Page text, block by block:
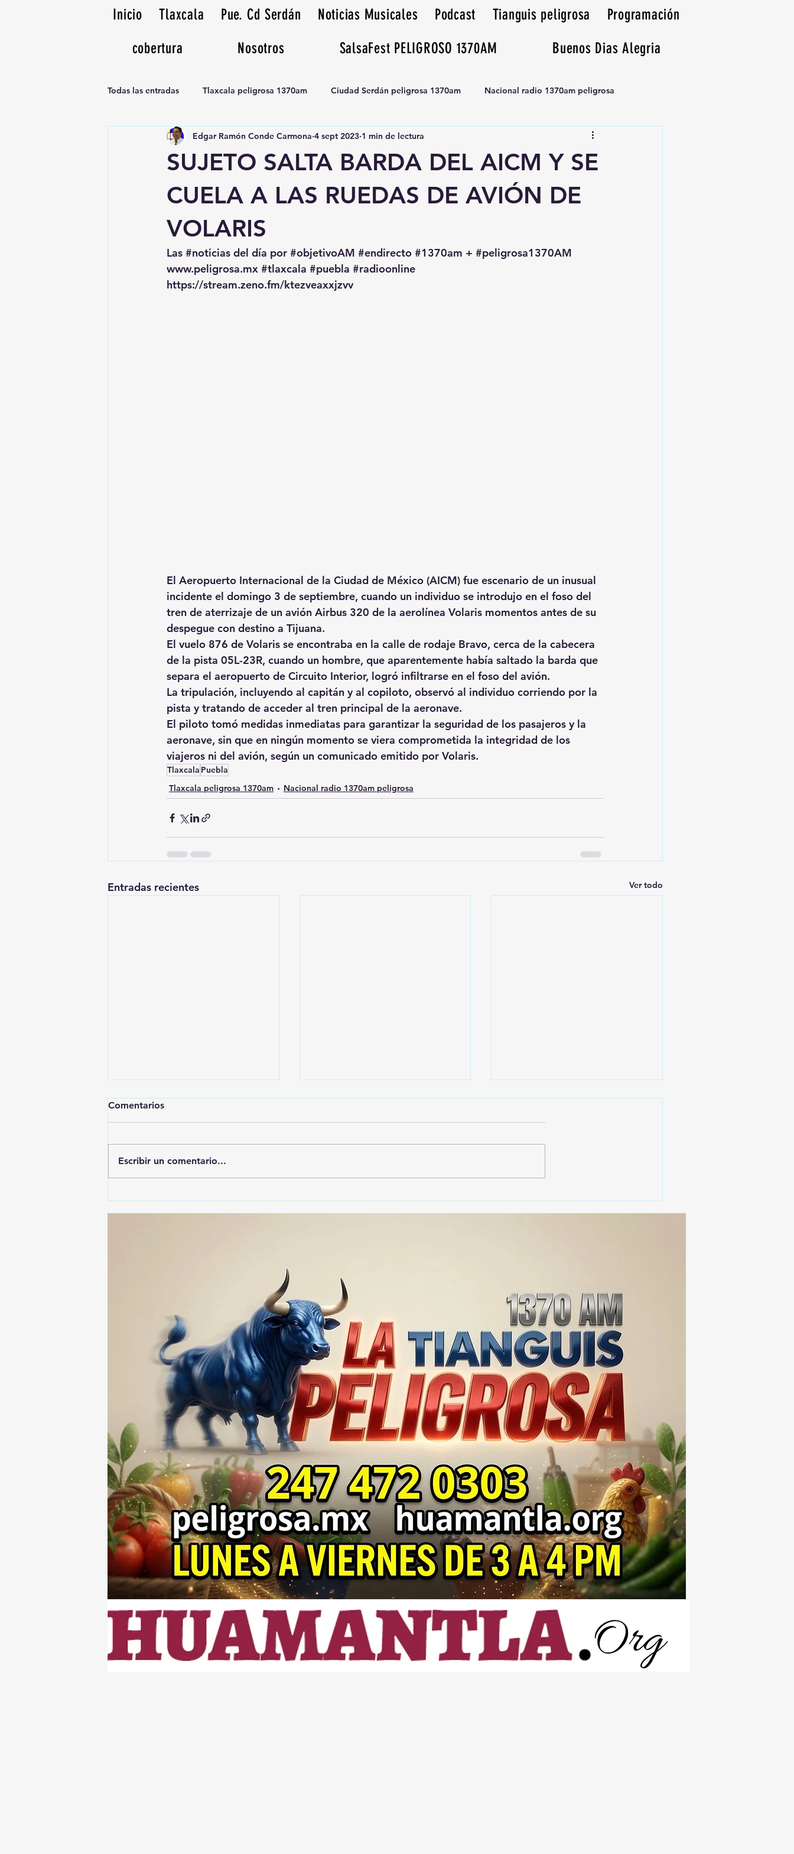
Inicio Tlaxcala Pue. Cd Serdán Noticias Musicales Podcast Tianguis peligrosa
Programación
cobertura
Nosotros SalsaFest PELIGROSO 1370AM Buenos Dias Alegria
Todas las entradas Tlaxcala peligrosa 1370am Ciudad Serdán peligrosa 1370am Nacional radio 1370am peligrosa
Noticias Musicales radio 1370am Tianguis peligrosa 1370am huamantla
SUJETO SALTA BARDA DEL AICM Y SE
CUELA A LAS RUEDAS DE AVIÓN DE
VOLARIS
Edgar Ramón Conde Carmona 4 sept 2023 1 min de lectura
Las #noticias del día por #objetivoAM #endirecto #1370am + #peligrosa1370AM
www.peligrosa.mx #tlaxcala #puebla #radioonline
https://stream.zeno.fm/ktezveaxxjzvv
El Aeropuerto Internacional de la Ciudad de México (AICM) fue escenario de un inusual
incidente el domingo 3 de septiembre, cuando un individuo se introdujo en el foso del
tren de aterrizaje de un avión Airbus 320 de la aerolínea Volaris momentos antes de su
despegue con destino a Tijuana.
El vuelo 876 de Volaris se encontraba en la calle de rodaje Bravo, cerca de la cabecera
de la pista 05L-23R, cuando un hombre, que aparentemente había saltado la barda que
separa el aeropuerto de Circuito Interior, logró infiltrarse en el foso del avión.
La tripulación, incluyendo al capitán y al copiloto, observó al individuo corriendo por la
pista y tratando de acceder al tren principal de la aeronave.
El piloto tomó medidas inmediatas para garantizar la seguridad de los pasajeros y la
aeronave, sin que en ningún momento se viera comprometida la integridad de los
viajeros ni del avión, según un comunicado emitido por Volaris.
Tlaxcala Puebla
Tlaxcala peligrosa 1370am
Nacional radio 1370am peligrosa
Entradas recientes Ver todo
🚨🚔 CAPTURAN EN PUEBLA
A PRESUNTO
🚨🏛️ SECRETARIO DE
GOBIERNO ADMITE QUE
🚔💊 SSC ASEGURA MÁS DE
25 MIL DOSIS DE DROGA
Comentarios
Escribir un comentario...